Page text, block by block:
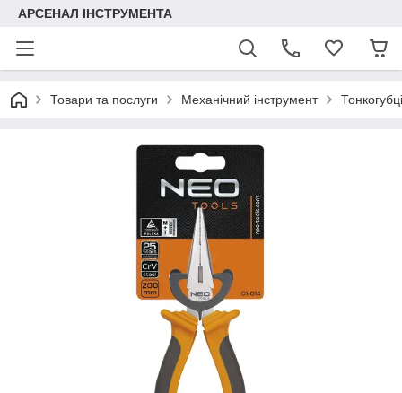
АРСЕНАЛ ІНСТРУМЕНТА
Товари та послуги Механічний інструмент